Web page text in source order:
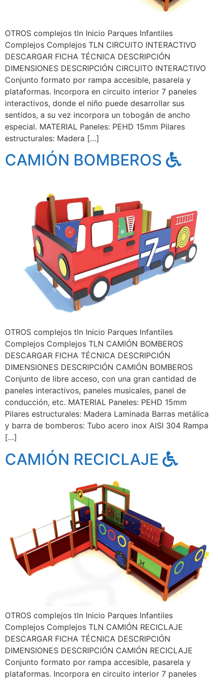
OTROS complejos tln Inicio Parques Infantiles
Complejos Complejos TLN CIRCUITO INTERACTIVO
DESCARGAR FICHA TÉCNICA DESCRIPCIÓN
DIMENSIONES DESCRIPCIÓN CIRCUITO INTERACTIVO
Conjunto formato por rampa accesible, pasarela y
plataformas. Incorpora en circuito interior 7 paneles
interactivos, donde el niño puede desarrollar sus
sentidos, a su vez incorpora un tobogán de ancho
especial. MATERIAL Paneles: PEHD 15mm Pilares
estructurales: Madera […]
CAMIÓN BOMBEROS
OTROS complejos tln Inicio Parques Infantiles
Complejos Complejos TLN CAMIÓN BOMBEROS
DESCARGAR FICHA TÉCNICA DESCRIPCIÓN
DIMENSIONES DESCRIPCIÓN CAMIÓN BOMBEROS
Conjunto de libre acceso, con una gran cantidad de
paneles interactivos, paneles musicales, panel de
conducción, etc. MATERIAL Paneles: PEHD 15mm
Pilares estructurales: Madera Laminada Barras metálica
y barra de bomberos: Tubo acero inox AISI 304 Rampa
[…]
CAMIÓN RECICLAJE
OTROS complejos tln Inicio Parques Infantiles
Complejos Complejos TLN CAMIÓN RECICLAJE
DESCARGAR FICHA TÉCNICA DESCRIPCIÓN
DIMENSIONES DESCRIPCIÓN CAMIÓN RECICLAJE
Conjunto formato por rampa accesible, pasarela y
plataformas. Incorpora en circuito interior 7 paneles